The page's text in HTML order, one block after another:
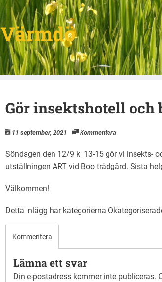
Värmdö
Gör insektshotell och
11 september, 2021 Kommentera
Söndagen den 12/9 kl 13-15 gör vi insekts-
utställningen ART vid Boo trädgård. Sista
Välkommen!
Detta inlägg har kategorierna
Kommentera
Lämna ett svar
Din e-postadress kommer inte publiceras.